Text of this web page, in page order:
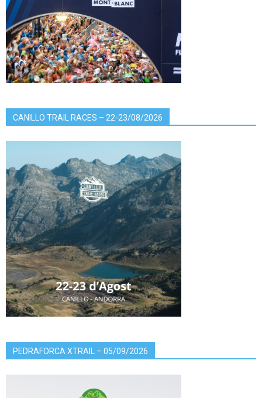
CANILLO TRAIL RACES – 22-23/08/2026
PEDRAFORCA XTRAIL – 05/09/2026